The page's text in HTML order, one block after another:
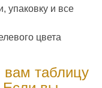
упаковку и все
цвета
таблицу